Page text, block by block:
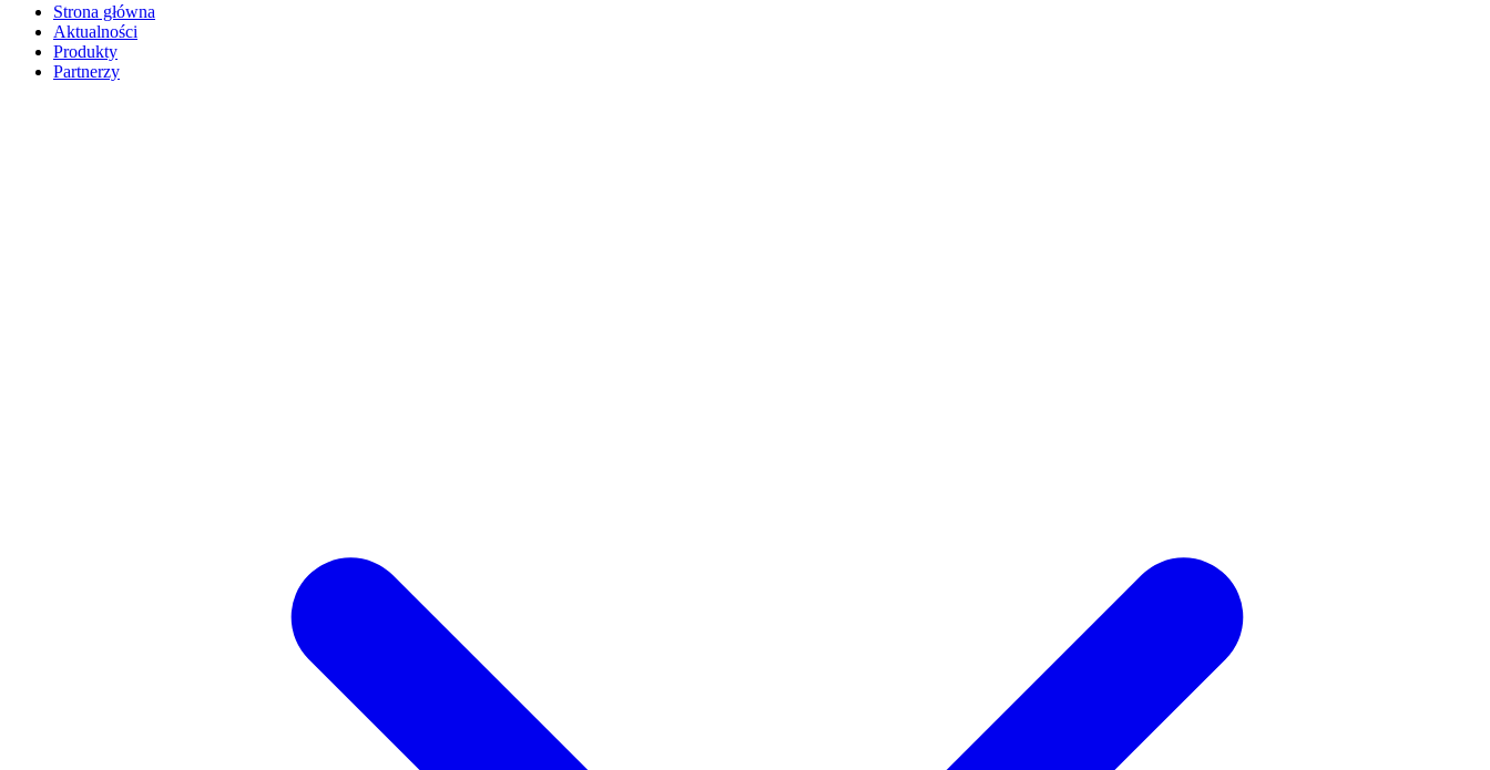
Strona główna
Aktualności
Produkty
Partnerzy